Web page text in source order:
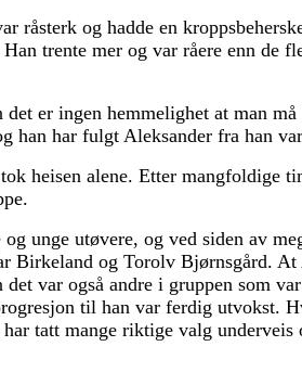
råsterk og hadde en
trente mer og var råere enn de
er ingen hemmelighet at man
har fulgt Aleksander fra han
heisen alene. Etter mangfoldige
unge utøvere, og ved siden av
Birkeland og Torolv Bjørnsgård.
var også andre i gruppen som
til han var ferdig utvokst.
tatt mange riktige valg underveis